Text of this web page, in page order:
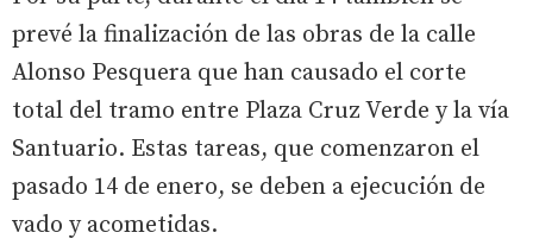
prevé la finalización de las obras de la calle
Alonso Pesquera que han causado el corte
total del tramo entre Plaza Cruz Verde y la vía
Santuario. Estas tareas, que comenzaron el
pasado 14 de enero, se deben a ejecución de
vado y acometidas.